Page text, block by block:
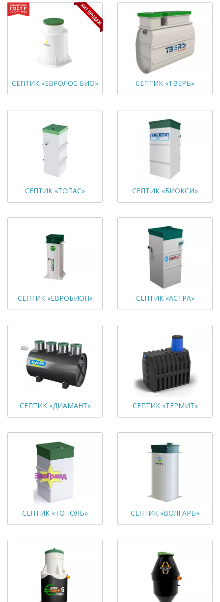
СЕПТИК «ЕВРОЛОС БИО» СЕПТИК «ТВЕРЬ»
СЕПТИК «ТОПАС» СЕПТИК «БИОКСИ»
СЕПТИК «ЕВРОБИОН» СЕПТИК «АСТРА»
СЕПТИК «ДИАМАНТ» СЕПТИК «ТЕРМИТ»
СЕПТИК «ТОПОЛЬ» СЕПТИК «ВОЛГАРЬ»